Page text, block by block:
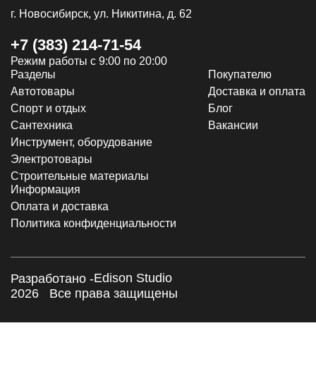
+7 (383) 214-71-54
Режим работы с 9:00 по 20:00
г. Новосибирск, ул. Никитина, д. 62
Разделы
Автотовары
Спорт и отдых
Сантехника
Инструмент, оборудование
Электротовары
Строительные материалы
Покупателю
Доставка и оплата
Блог
Вакансии
Информация
Оплата и доставка
Политика конфиденциальности
2026 Все права защищены
Разработано -Edison Studio